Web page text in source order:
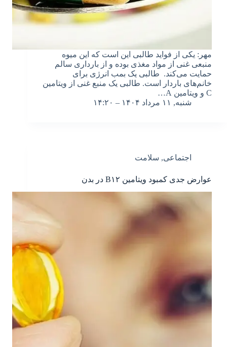
مهر: یکی از فواید طالبی این است که این میوه
منبعی غنی از مواد مغذی بوده و از بارداری سالم
حمایت می‌کند. طالبی یک بمب انرژی برای
خانم‌های باردار است. طالبی یک منبع غنی از ویتامین
C و ویتامین A…
شنبه, ۱۱ مرداد ۱۴۰۴ – ۱۴:۲۰
اجتماعی, سلامت
عوارض جدی کمبود ویتامین B۱۲ در بدن